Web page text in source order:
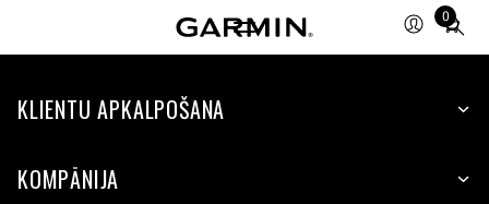
0
Total
items
cart:
KLIENTU APKALPOŠANA
KOMPĀNIJA